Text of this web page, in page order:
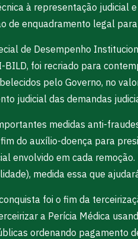
à representação judicial
de enquadramento legal
de Desempenho
BILD, foi recriado para
pelo Governo, no
judicial das demandas
medidas anti-
do auxílio-doença para
envolvido em cada
medida essa que
foi o fim da
a Perícia Médica
ordenando pagamento